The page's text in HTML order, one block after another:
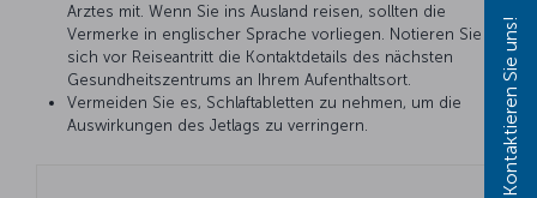
Arztes mit. Wenn Sie ins Ausland reisen, sollten die
Vermerke in englischer Sprache vorliegen. Notieren Sie
sich vor Reiseantritt die Kontaktdetails des nächsten
Gesundheitszentrums an Ihrem Aufenthaltsort.
Vermeiden Sie es, Schlaftabletten zu nehmen, um die
Auswirkungen des Jetlags zu verringern.
Kontaktieren Sie uns!